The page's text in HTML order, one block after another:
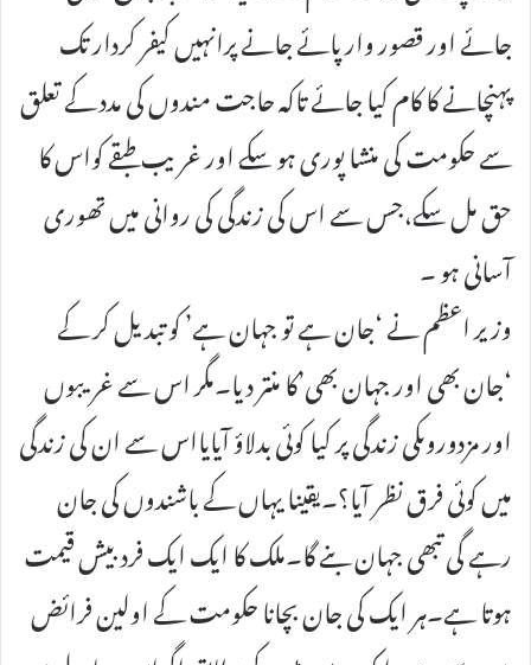
جائے اور قصور وار پائے جانے پرانہیں کیفر کردار تک
پہنچانے کا کام کیا جائے تاکہ حاجت مندوں کی مدد کے تعلق
سے حکومت کی منشا پوری ہو سکے اور غریب طبقے کواس کا
حق مل سکے،جس سے اس کی زندگی کی روانی میں تھوری
آسانی ہو ۔
وزیر اعظم نے ‘جان ہے تو جہان ہے’ کو تبدیل کر کے
‘جان بھی اور جہان بھی’کا منتر دیا۔مگر اس سے غریبوں
اور مزدوروںکی زندگی پر کیا کوئی بدلاؤ آیایااس سے ان کی زندگی
میں کوئی فرق نظر آیا؟۔یقینا یہاں کے باشندوں کی جان
رہے گی تبھی جہان بنے گا۔ملک کا ایک ایک فردبیش قیمت
ہوتا ہے۔ہر ایک کی جان بچانا حکومت کے اولین فرائض